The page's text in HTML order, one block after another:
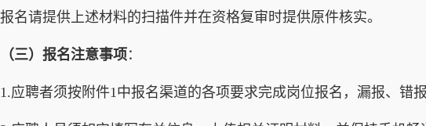
报名请提供上述材料的扫描件并在资格复审时提供原件核实。
（三）报名注意事项：
1.应聘者须按附件1中报名渠道的各项要求完成岗位报名，漏报、错